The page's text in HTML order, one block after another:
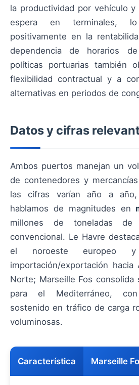
la productividad por vehículo
espera en terminales,
positivamente en la
dependencia de horarios
políticas portuarias también
flexibilidad contractual y a
alternativas en periodos de
Datos y cifras
Ambos puertos manejan un
de contenedores y
las cifras varían año a
hablamos de magnitudes en
millones de toneladas
convencional. Le Havre
el noroeste europeo
importación/exportación hacia
Norte; Marseille Fos consolida
para el Mediterráneo,
sostenido en tráfico de carga
voluminosas.
Característica Marseille